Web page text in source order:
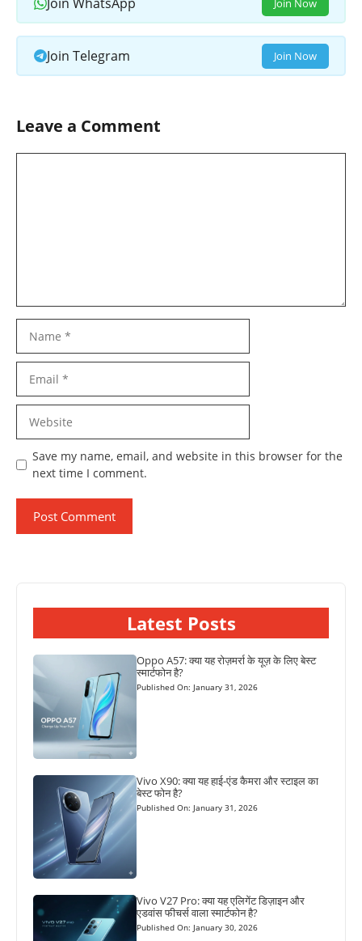
Join Now
Join Telegram Join Now
Leave a Comment
Save my name, email, and website in this browser for the
next time I comment.
Latest Posts
Oppo A57: क्या यह रोज़मर्रा के यूज़ के लिए बेस्ट
स्मार्टफोन है?
Published On: January 31, 2026
Vivo X90: क्या यह हाई-एंड कैमरा और स्टाइल का
बेस्ट फोन है?
Published On: January 31, 2026
Vivo V27 Pro: क्या यह एलिगेंट डिज़ाइन और
एडवांस फीचर्स वाला स्मार्टफोन है?
Published On: January 30, 2026